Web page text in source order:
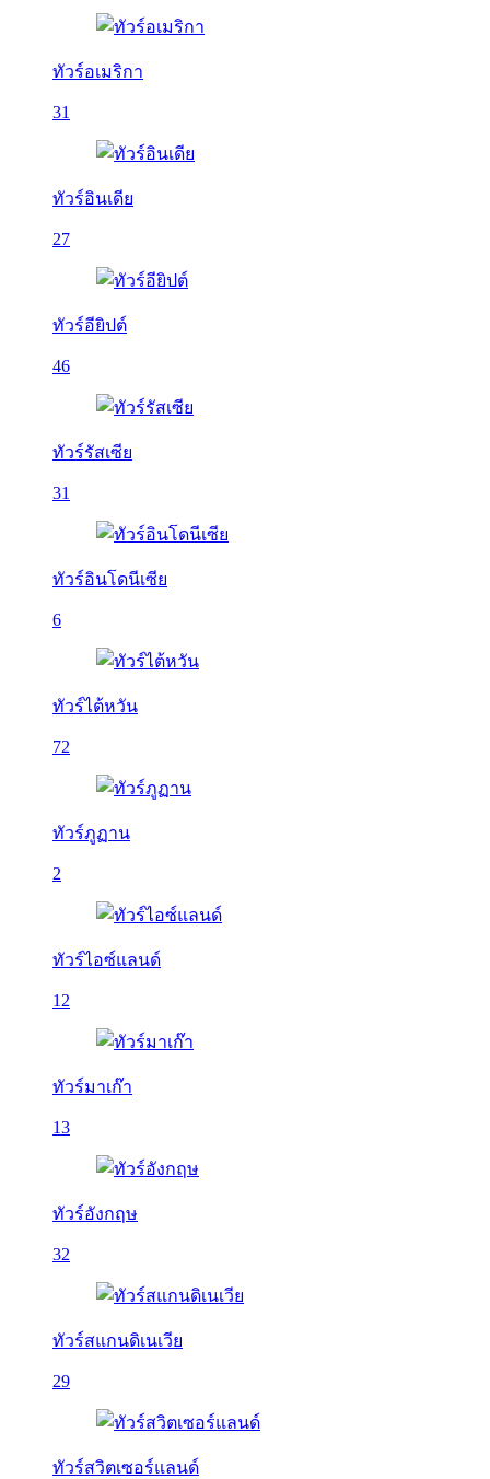
ทัวร์อเมริกา
31
ทัวร์อินเดีย
27
ทัวร์อียิปต์
46
ทัวร์รัสเซีย
31
ทัวร์อินโดนีเซีย
6
ทัวร์ไต้หวัน
72
ทัวร์ภูฏาน
2
ทัวร์ไอซ์แลนด์
12
ทัวร์มาเก๊า
13
ทัวร์อังกฤษ
32
ทัวร์สแกนดิเนเวีย
29
ทัวร์สวิตเซอร์แลนด์